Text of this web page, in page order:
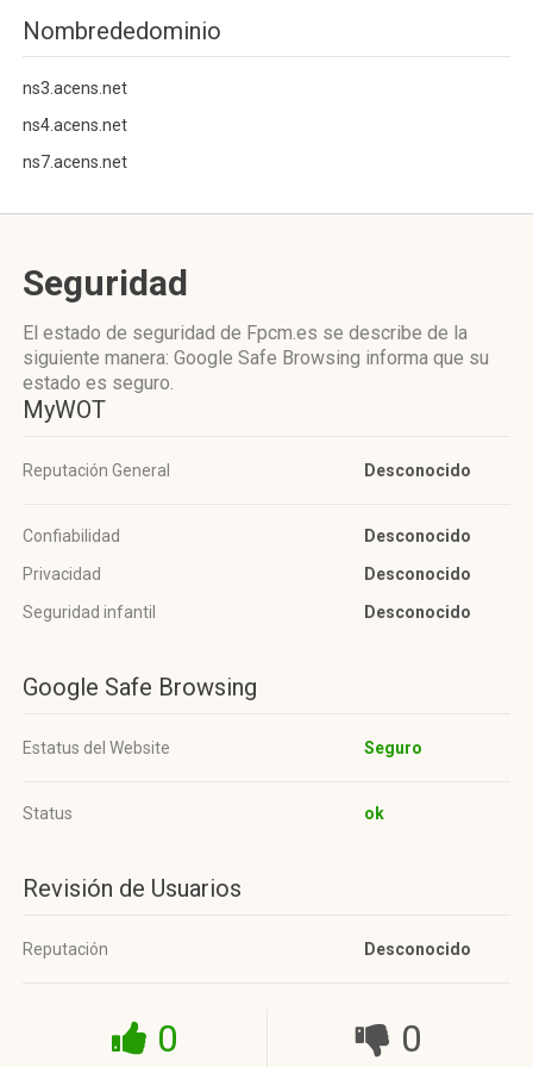
Nombrededominio
ns3.acens.net
ns4.acens.net
ns7.acens.net
Seguridad
El estado de seguridad de Fpcm.es se describe de la
siguiente manera: Google Safe Browsing informa que su
estado es seguro.
MyWOT
Reputación General Desconocido
Confiabilidad
Desconocido
Privacidad
Desconocido
Seguridad infantil
Desconocido
Google Safe Browsing
Estatus del Website Seguro
Status ok
Revisión de Usuarios
Reputación Desconocido
0 0